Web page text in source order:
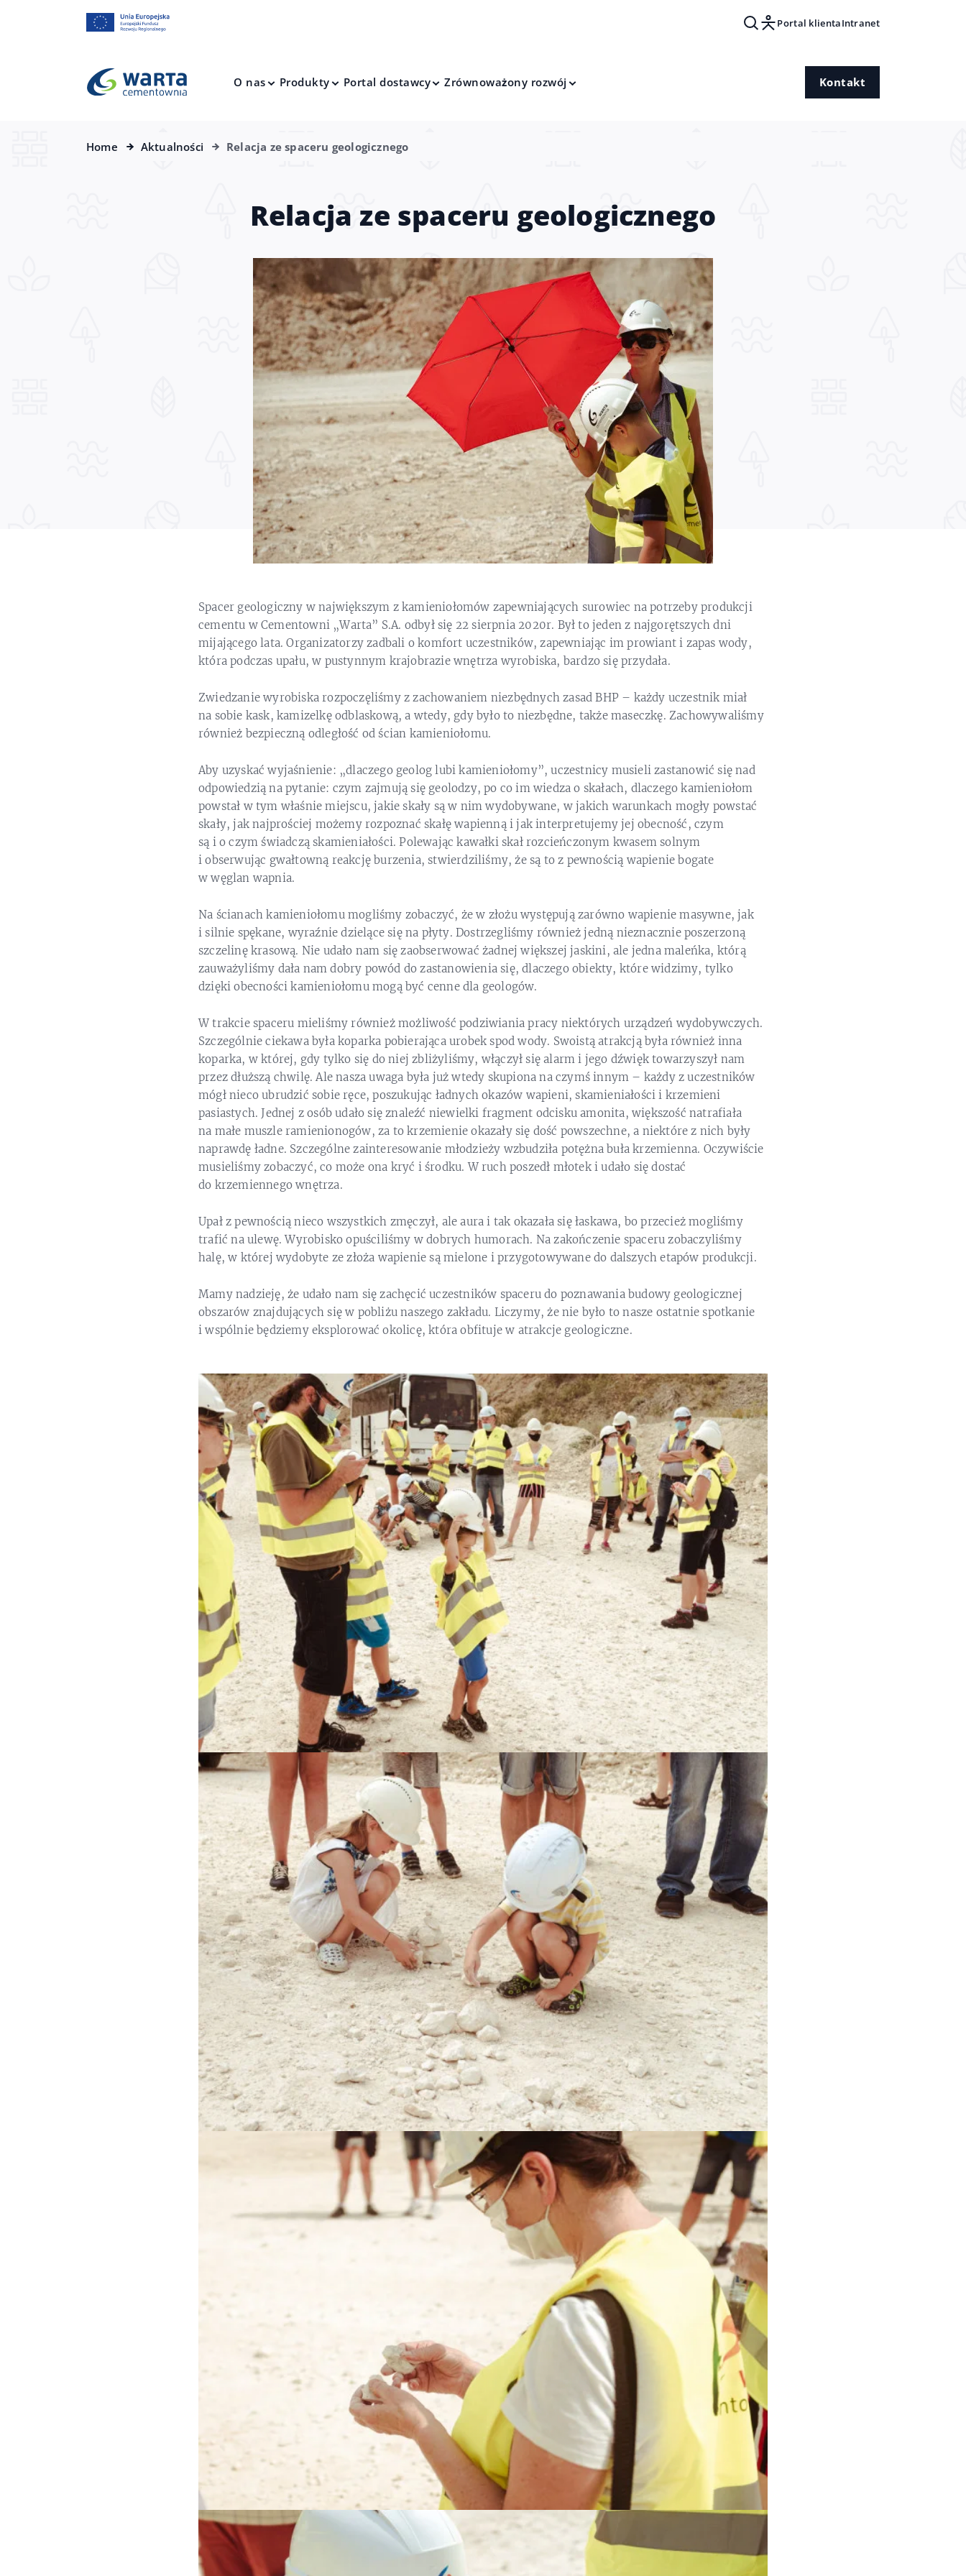
Portal klientaIntranet
O nas Produkty Portal dostawcy Zrównoważony rozwój Kontakt
Home Aktualności Relacja ze spaceru geologicznego
Relacja ze spaceru geologicznego
Spacer geologiczny w największym z kamieniołomów zapewniających surowiec na potrzeby produkcji
cementu w Cementowni „Warta” S.A. odbył się 22 sierpnia 2020r. Był to jeden z najgorętszych dni
mijającego lata. Organizatorzy zadbali o komfort uczestników, zapewniając im prowiant i zapas wody,
która podczas upału, w pustynnym krajobrazie wnętrza wyrobiska, bardzo się przydała.
Zwiedzanie wyrobiska rozpoczęliśmy z zachowaniem niezbędnych zasad BHP – każdy uczestnik miał
na sobie kask, kamizelkę odblaskową, a wtedy, gdy było to niezbędne, także maseczkę. Zachowywaliśmy
również bezpieczną odległość od ścian kamieniołomu.
Aby uzyskać wyjaśnienie: „dlaczego geolog lubi kamieniołomy”, uczestnicy musieli zastanowić się nad
odpowiedzią na pytanie: czym zajmują się geolodzy, po co im wiedza o skałach, dlaczego kamieniołom
powstał w tym właśnie miejscu, jakie skały są w nim wydobywane, w jakich warunkach mogły powstać
skały, jak najprościej możemy rozpoznać skałę wapienną i jak interpretujemy jej obecność, czym
są i o czym świadczą skamieniałości. Polewając kawałki skał rozcieńczonym kwasem solnym
i obserwując gwałtowną reakcję burzenia, stwierdziliśmy, że są to z pewnością wapienie bogate
w węglan wapnia.
Na ścianach kamieniołomu mogliśmy zobaczyć, że w złożu występują zarówno wapienie masywne, jak
i silnie spękane, wyraźnie dzielące się na płyty. Dostrzegliśmy również jedną nieznacznie poszerzoną
szczelinę krasową. Nie udało nam się zaobserwować żadnej większej jaskini, ale jedna maleńka, którą
zauważyliśmy dała nam dobry powód do zastanowienia się, dlaczego obiekty, które widzimy, tylko
dzięki obecności kamieniołomu mogą być cenne dla geologów.
W trakcie spaceru mieliśmy również możliwość podziwiania pracy niektórych urządzeń wydobywczych.
Szczególnie ciekawa była koparka pobierająca urobek spod wody. Swoistą atrakcją była również inna
koparka, w której, gdy tylko się do niej zbliżyliśmy, włączył się alarm i jego dźwięk towarzyszył nam
przez dłuższą chwilę. Ale nasza uwaga była już wtedy skupiona na czymś innym – każdy z uczestników
mógł nieco ubrudzić sobie ręce, poszukując ładnych okazów wapieni, skamieniałości i krzemieni
pasiastych. Jednej z osób udało się znaleźć niewielki fragment odcisku amonita, większość natrafiała
na małe muszle ramienionogów, za to krzemienie okazały się dość powszechne, a niektóre z nich były
naprawdę ładne. Szczególne zainteresowanie młodzieży wzbudziła potężna buła krzemienna. Oczywiście
musieliśmy zobaczyć, co może ona kryć i środku. W ruch poszedł młotek i udało się dostać
do krzemiennego wnętrza.
Upał z pewnością nieco wszystkich zmęczył, ale aura i tak okazała się łaskawa, bo przecież mogliśmy
trafić na ulewę. Wyrobisko opuściliśmy w dobrych humorach. Na zakończenie spaceru zobaczyliśmy
halę, w której wydobyte ze złoża wapienie są mielone i przygotowywane do dalszych etapów produkcji.
Mamy nadzieję, że udało nam się zachęcić uczestników spaceru do poznawania budowy geologicznej
obszarów znajdujących się w pobliżu naszego zakładu. Liczymy, że nie było to nasze ostatnie spotkanie
i wspólnie będziemy eksplorować okolicę, która obfituje w atrakcje geologiczne.